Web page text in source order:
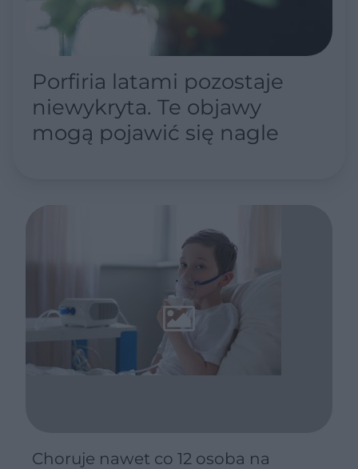
Porfiria latami pozostaje
niewykryta. Te objawy
mogą pojawić się nagle
Choruje nawet co 12 osoba na